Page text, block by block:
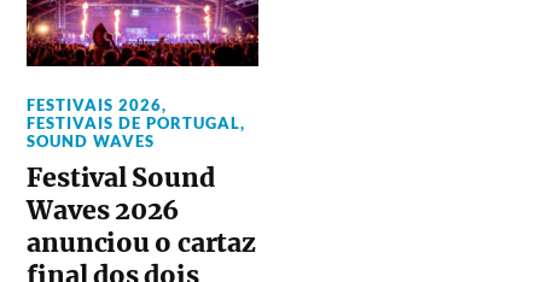
FESTIVAIS 2026,
FESTIVAIS DE PORTUGAL,
SOUND WAVES
Festival Sound
Waves 2026
anunciou o cartaz
final dos dois